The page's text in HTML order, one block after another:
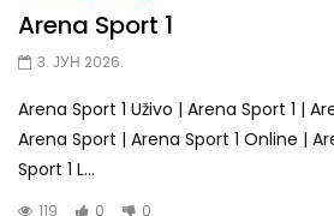
Arena Sport 1
3. ЈУН 2026.
Arena Sport 1 Uživo | Arena Sport 1 |
Arena Sport | Arena Sport 1 Online |
Sport 1 L...
119 0 0